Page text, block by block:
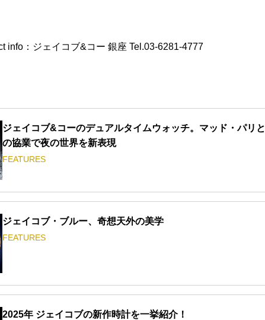
info：ジェイコブ&コー 銀座 Tel.03-6281-4777
ジェイコブ&コーのデュアルタイムウォッチ。マッド・パリと
の協業で夜の世界を新表現
FEATURES
ジェイコブ・ブルー、奇想天外の美学
FEATURES
2025年 ジェイコブの新作時計を一挙紹介！